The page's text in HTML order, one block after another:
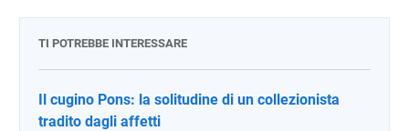
TI POTREBBE INTERESSARE
Il cugino Pons: la solitudine di un collezionista
tradito dagli affetti